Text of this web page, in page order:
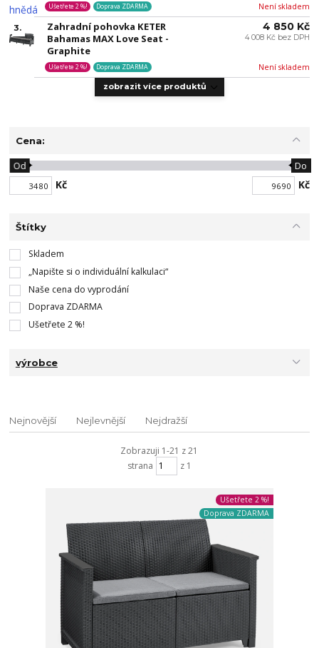
Není skladem
Ušetřete 2 %! Doprava ZDARMA
3.
Zahradní pohovka KETER
Bahamas MAX Love Seat -
Graphite
Není skladem
Ušetřete 2 %! Doprava ZDARMA
4 850 Kč
4 008 Kč bez DPH
zobrazit více produktů
Cena:
Kč
Od Do
Kč
Štítky
Skladem
„Napište si o individuální kalkulaci“
Naše cena do vyprodání
Doprava ZDARMA
Ušetřete 2 %!
výrobce
Nejnovější Nejlevnější Nejdražší
Zobrazuji 1-21 z 21
strana
z 1
Ušetřete 2 %!
Doprava ZDARMA